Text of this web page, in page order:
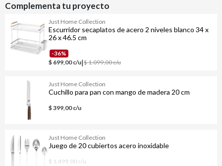
Complementa tu proyecto
Just Home Collection
Escurridor secaplatos de acero 2 niveles blanco 34 x
26 x 46.5 cm
-36%
$ 699,00 c/u|$ 1.099,00 c/u
Just Home Collection
Cuchillo para pan con mango de madera 20 cm
$ 399,00 c/u
Just Home Collection
Juego de 20 cubiertos acero inoxidable
$ 1.499,00 c/u